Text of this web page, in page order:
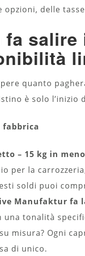
opzioni, delle
fa
quanto
è solo l’inizio
fabbrica
– 15 kg in
per la
soldi puoi
Manufaktur fa
una tonalità
misura? Ogni
di unico.